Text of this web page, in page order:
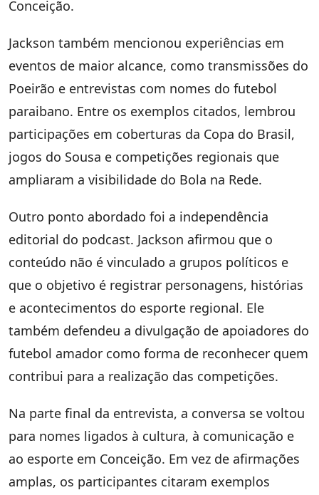
Conceição.
Jackson também mencionou experiências em
eventos de maior alcance, como transmissões do
Poeirão e entrevistas com nomes do futebol
paraibano. Entre os exemplos citados, lembrou
participações em coberturas da Copa do Brasil,
jogos do Sousa e competições regionais que
ampliaram a visibilidade do Bola na Rede.
Outro ponto abordado foi a independência
editorial do podcast. Jackson afirmou que o
conteúdo não é vinculado a grupos políticos e
que o objetivo é registrar personagens, histórias
e acontecimentos do esporte regional. Ele
também defendeu a divulgação de apoiadores do
futebol amador como forma de reconhecer quem
contribui para a realização das competições.
Na parte final da entrevista, a conversa se voltou
para nomes ligados à cultura, à comunicação e
ao esporte em Conceição. Em vez de afirmações
amplas, os participantes citaram exemplos